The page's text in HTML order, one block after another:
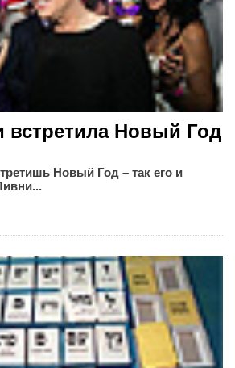
встретила Новый Год
Новый Год – так его и